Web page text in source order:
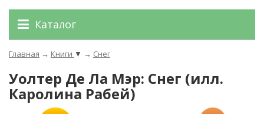
Каталог
Главная → Книги ▼ → Снег
Уолтер Де Ла Мэр: Снег (илл.
Каролина Рабей)